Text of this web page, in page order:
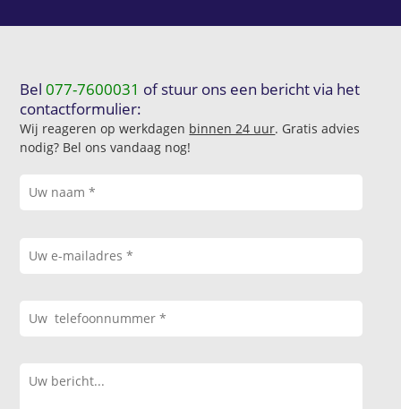
Bel077-7600031 of stuur ons een bericht via het
contactformulier:
Wij reageren op werkdagen binnen 24 uur. Gratis advies
nodig? Bel ons vandaag nog!